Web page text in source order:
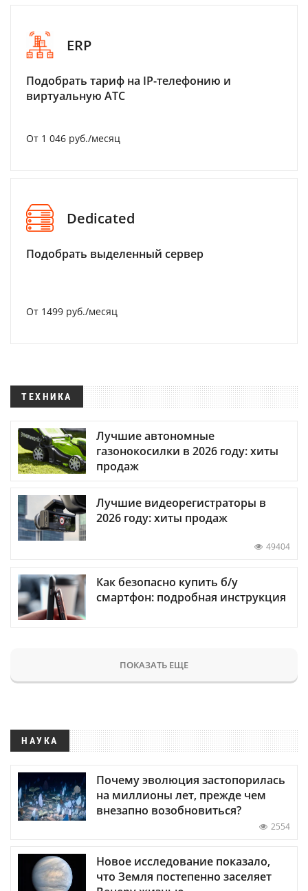
ERP
Подобрать тариф на IP-телефонию и
виртуальную АТС
От 1 046 руб./месяц
Dedicated
Подобрать выделенный сервер
От 1499 руб./месяц
ТЕХНИКА
Лучшие автономные
газонокосилки в 2026 году: хиты
продаж
Лучшие видеорегистраторы в
2026 году: хиты продаж
49404
Как безопасно купить б/у
смартфон: подробная инструкция
ПОКАЗАТЬ ЕЩЕ
НАУКА
Почему эволюция застопорилась
на миллионы лет, прежде чем
внезапно возобновиться?
2554
Новое исследование показало,
что Земля постепенно заселяет